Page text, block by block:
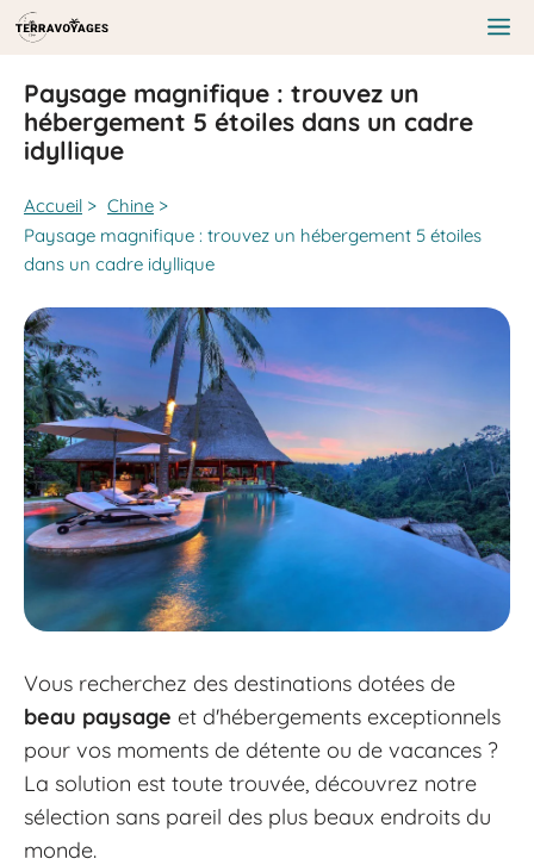
Aller
au
contenu
Paysage magnifique : trouvez un
hébergement 5 étoiles dans un cadre
idyllique
Accueil > Chine >
Paysage magnifique : trouvez un hébergement 5 étoiles
dans un cadre idyllique
Vous recherchez des destinations dotées de
beau paysage et d'hébergements exceptionnels
pour vos moments de détente ou de vacances ?
La solution est toute trouvée, découvrez notre
sélection sans pareil des plus beaux endroits du
monde.